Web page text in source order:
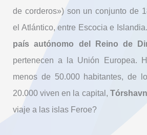
de corderos») son un conjunto de
el Atlántico, entre Escocia e
país autónomo del Reino de
pertenecen a la Unión Europea.
menos de 50.000 habitantes, de
20.000 viven en la capital, Tórshavn
viaje a las islas Feroe?